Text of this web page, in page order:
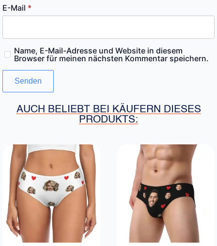
E-Mail *
Name, E-Mail-Adresse und Website in diesem
Browser für meinen nächsten Kommentar speichern.
AUCH BELIEBT BEI KÄUFERN DIESES
PRODUKTS: